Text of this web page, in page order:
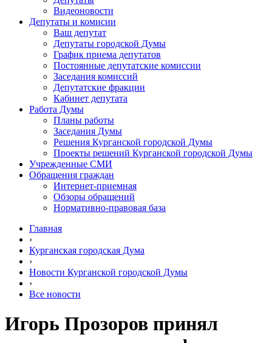
Видеоновости
Депутаты и комисии
Ваш депутат
Депутаты городской Думы
График приема депутатов
Постоянные депутатские комиссии
Заседания комиссий
Депутатские фракции
Кабинет депутата
Работа Думы
Планы работы
Заседания Думы
Решения Курганской городской Думы
Проекты решений Курганской городской Думы
Учрежденные СМИ
Обращения граждан
Интернет-приемная
Обзоры обращений
Нормативно-правовая база
Главная
›
Курганская городская Дума
›
Новости Курганской городской Думы
›
Все новости
Игорь Прозоров принял